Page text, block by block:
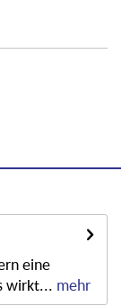
eine
wirkt... mehr